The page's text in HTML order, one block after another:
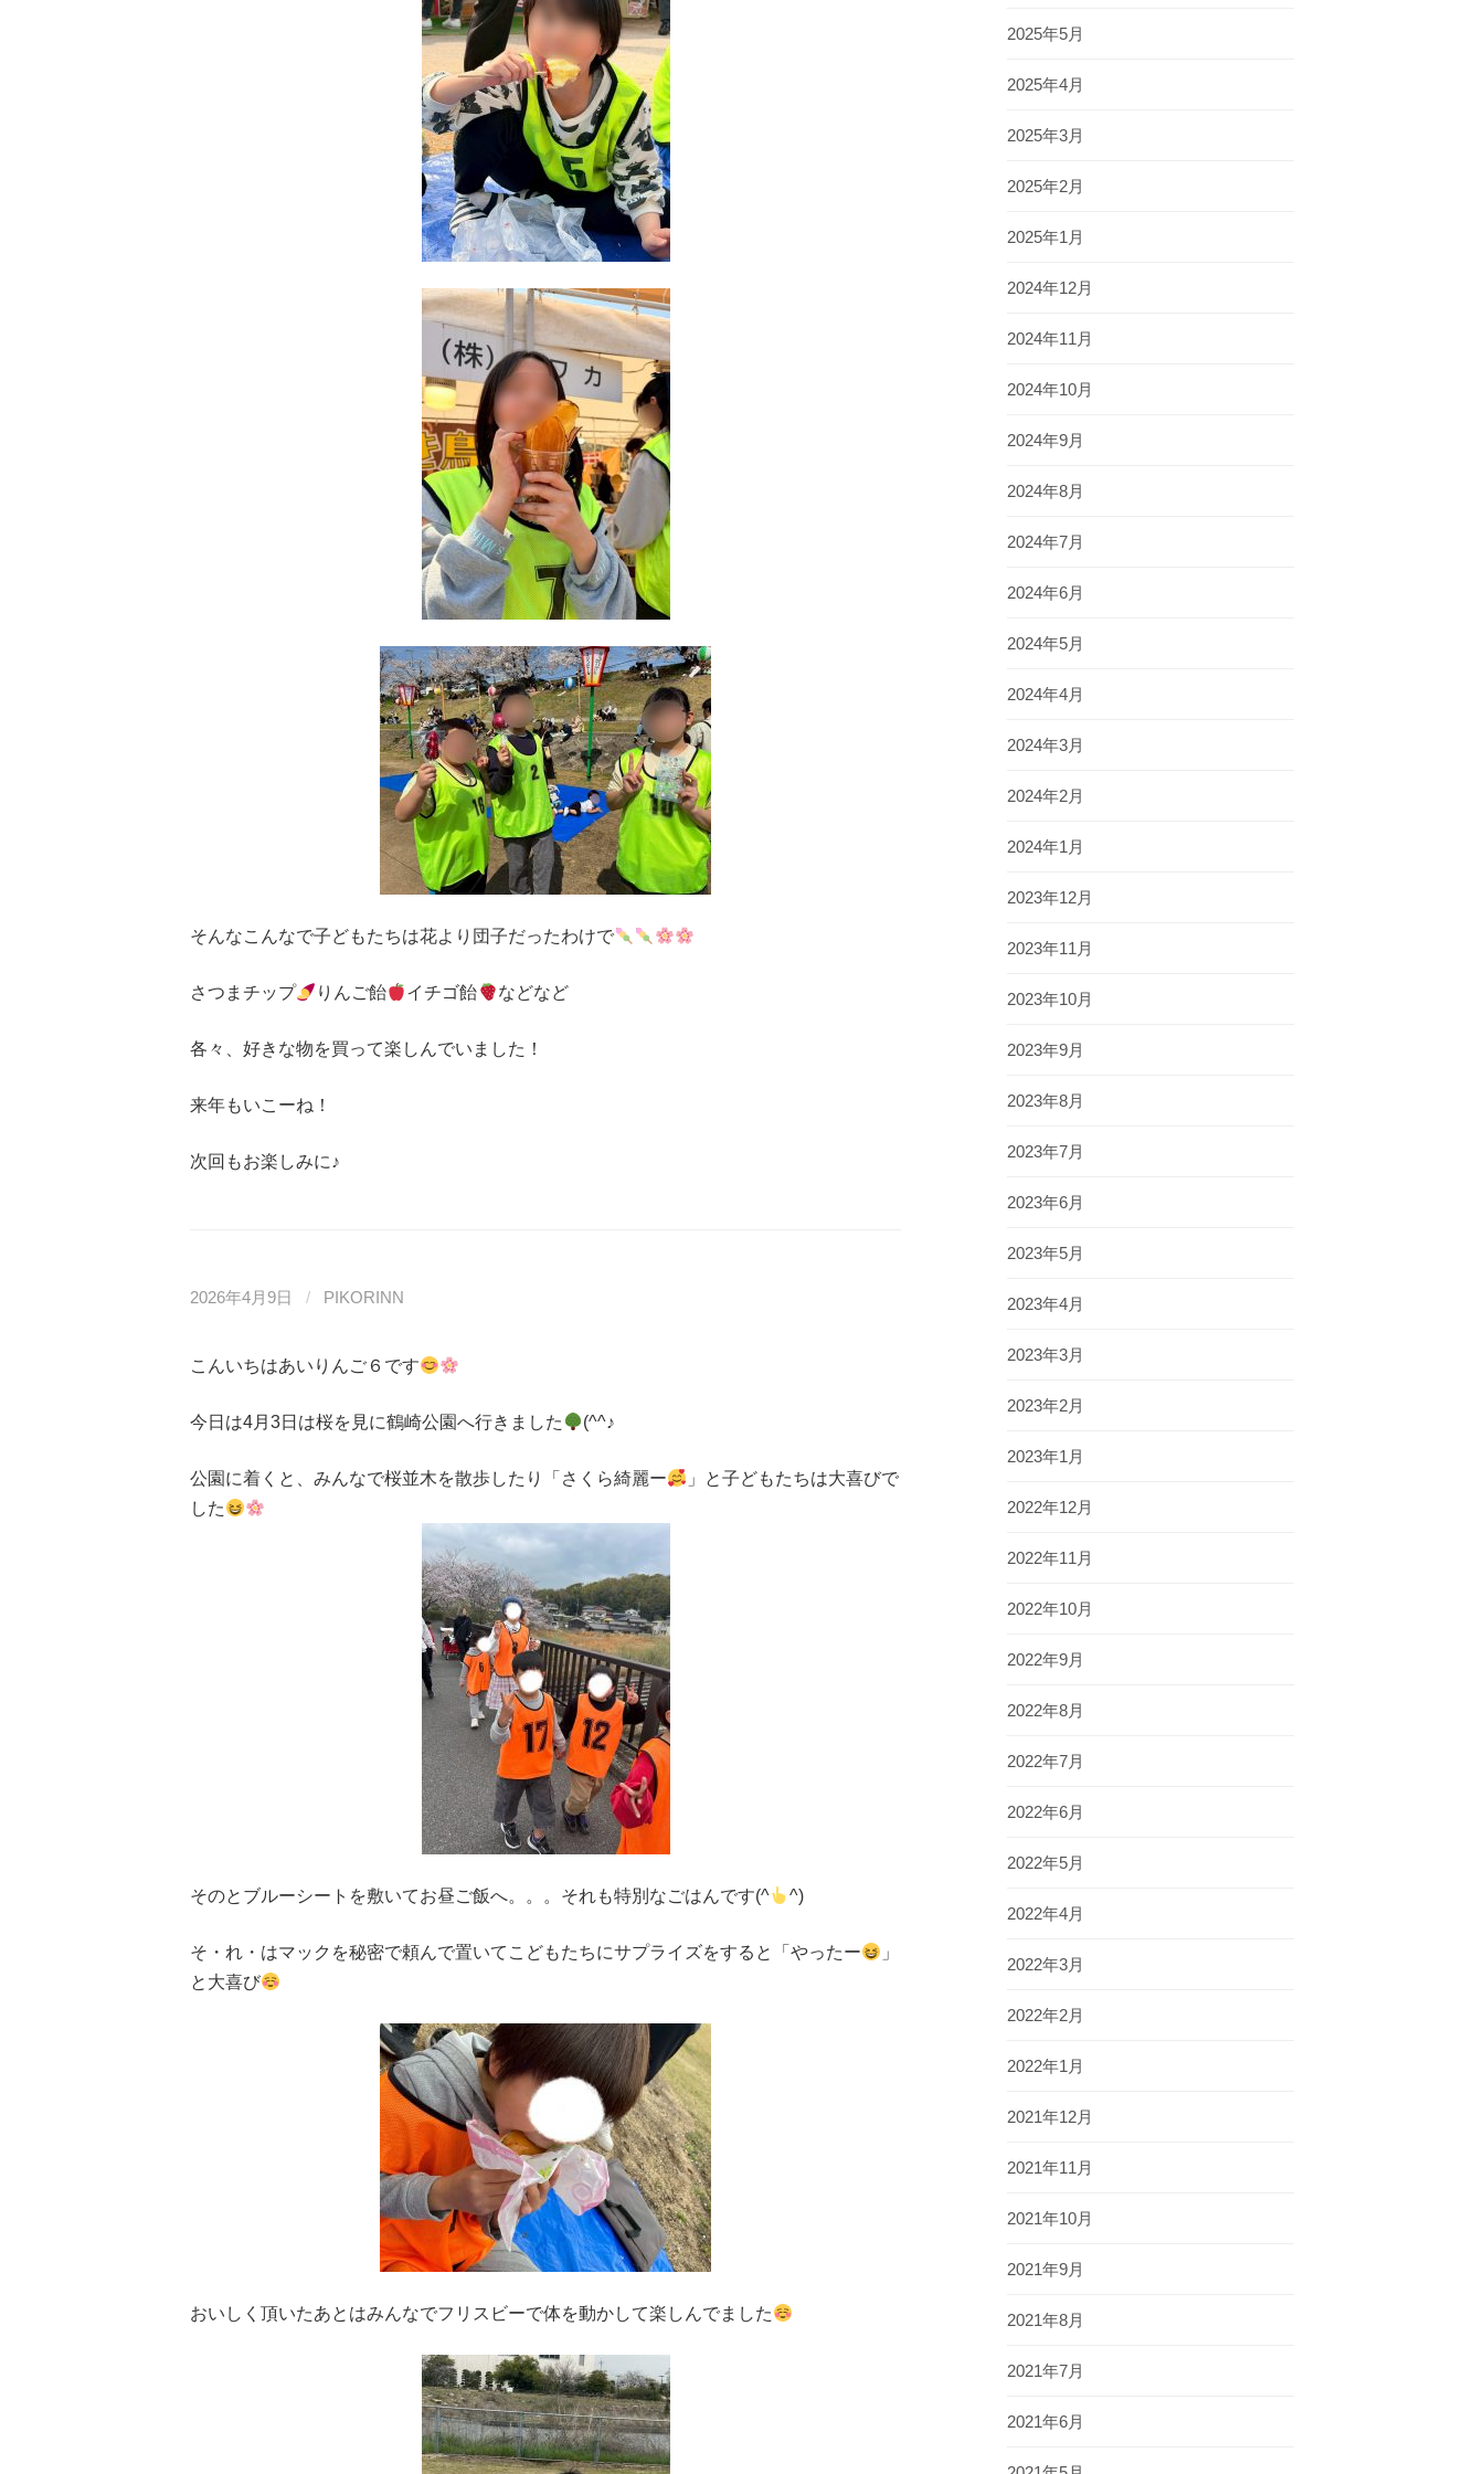
そんなこんなで子どもたちは花より団子だったわけで
さつまチップ りんご飴 イチゴ飴 などなど
各々、好きな物を買って楽しんでいました！
来年もいこーね！
次回もお楽しみに♪
2026年4月9日 / PIKORINN
こんいちはあいりんご６です
今日は4月3日は桜を見に鶴崎公園へ行きました (^^♪
公園に着くと、みんなで桜並木を散歩したり「さくら綺麗ー
」と子どもたちは大喜びで
した
そのとブルーシートを敷いてお昼ご飯へ。。。それも特別なごはんです(^ ^)
そ・れ・はマックを秘密で頼んで置いてこどもたちにサプライズをすると「やったー
」
と大喜び
おいしく頂いたあとはみんなでフリスビーで体を動かして楽しんでました
2025年5月
2025年4月
2025年3月
2025年2月
2025年1月
2024年12月
2024年11月
2024年10月
2024年9月
2024年8月
2024年7月
2024年6月
2024年5月
2024年4月
2024年3月
2024年2月
2024年1月
2023年12月
2023年11月
2023年10月
2023年9月
2023年8月
2023年7月
2023年6月
2023年5月
2023年4月
2023年3月
2023年2月
2023年1月
2022年12月
2022年11月
2022年10月
2022年9月
2022年8月
2022年7月
2022年6月
2022年5月
2022年4月
2022年3月
2022年2月
2022年1月
2021年12月
2021年11月
2021年10月
2021年9月
2021年8月
2021年7月
2021年6月